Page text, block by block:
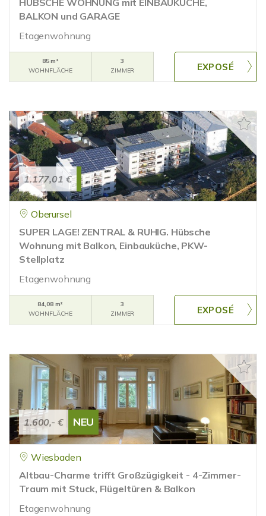
HÜBSCHE WOHNUNG mit EINBAUKÜCHE,
BALKON und GARAGE
Etagenwohnung
85 m²
WOHNFLÄCHE
3
ZIMMER
1.177,01 €
Oberursel
SUPER LAGE! ZENTRAL & RUHIG. Hübsche
Wohnung mit Balkon, Einbauküche, PKW-
Stellplatz
Etagenwohnung
84,08 m²
WOHNFLÄCHE
3
ZIMMER
1.600,- € NEU
Wiesbaden
Altbau-Charme trifft Großzügigkeit - 4-Zimmer-
Traum mit Stuck, Flügeltüren & Balkon
Etagenwohnung